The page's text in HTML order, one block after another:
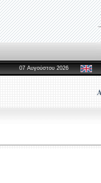
07 Αυγούστου 2026